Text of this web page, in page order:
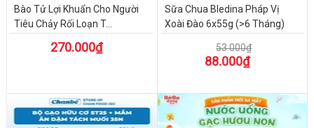
Bào Tử Lợi Khuẩn Cho Người
Tiêu Chảy Rối Loạn T...
270.000₫
Sữa Chua Bledina Pháp Vị
Xoài Đào 6x55g (>6 Tháng)
53.000₫
88.000₫